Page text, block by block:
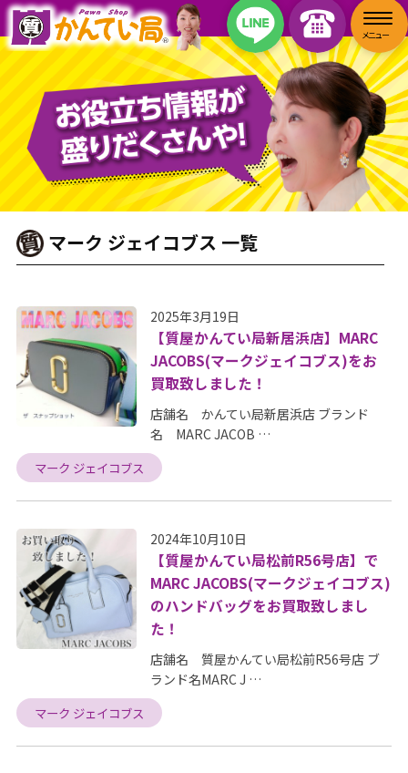
マーク ジェイコブス 一覧
2025年3月19日
【質屋かんてい局新居浜店】MARC
JACOBS(マークジェイコブス)をお
買取致しました！
店舗名 かんてい局新居浜店 ブランド
名 MARC JACOB …
マーク ジェイコブス
2024年10月10日
【質屋かんてい局松前R56号店】で
MARC JACOBS(マークジェイコブス)
のハンドバッグをお買取致しまし
た！
店舗名 質屋かんてい局松前R56号店 ブ
ランド名MARC J …
マーク ジェイコブス